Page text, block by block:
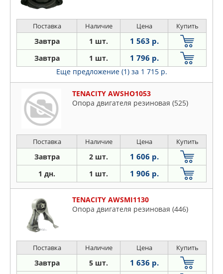
Поставка Наличие Цена Купить
Завтра 1 шт. 1 563 р.
Завтра 1 шт. 1 796 р.
Еще предложение (1) за 1 715 р.
TENACITY AWSHO1053
Опора двигателя резиновая (525)
Поставка Наличие Цена Купить
Завтра 2 шт. 1 606 р.
1 дн. 1 шт. 1 906 р.
TENACITY AWSMI1130
Опора двигателя резиновая (446)
Поставка Наличие Цена Купить
Завтра 5 шт. 1 636 р.